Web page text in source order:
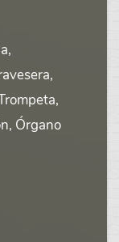
Órgano